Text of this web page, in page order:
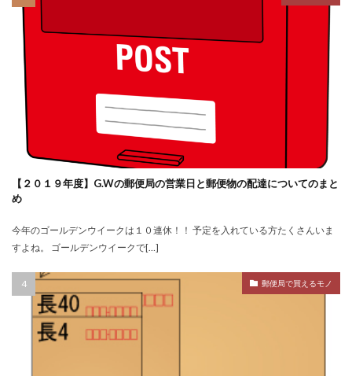
【２０１９年度】G.Wの郵便局の営業日と郵便物の配達についてのまと
め
今年のゴールデンウイークは１０連休！！ 予定を入れている方たくさんいま
すよね。 ゴールデンウイークで[…]
郵便局で買えるモノ